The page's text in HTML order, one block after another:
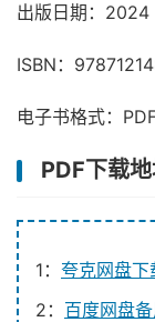
出版日期：2024
ISBN：
电子书格式：
PDF下载
1： 夸克网盘下
2： 百度网盘